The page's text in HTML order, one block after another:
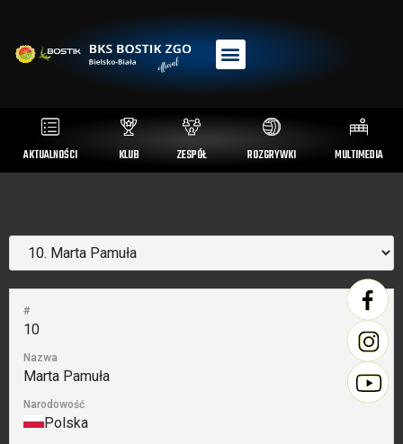
AKTUALNOŚCI KLUB ZESPÓŁ ROZGRYWKI MULTIMEDIA
#
10
Nazwa
Marta Pamuła
Narodowość
Polska